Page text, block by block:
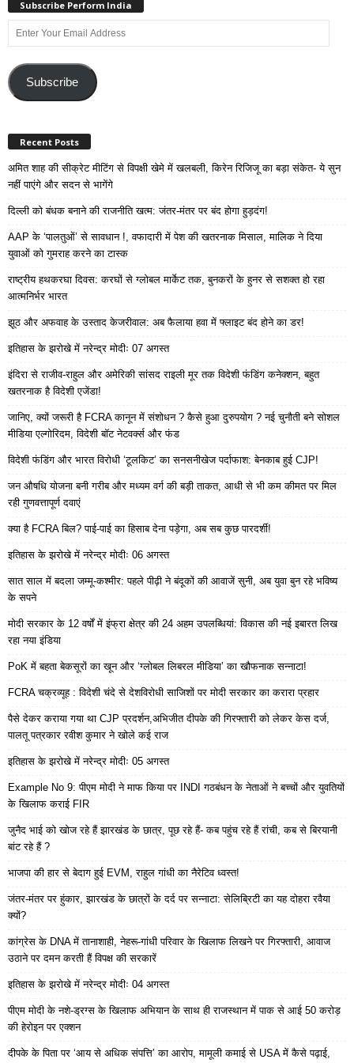
Subscribe Perform India
Enter
Your
AddressSubscribe
Recent Posts
अमित शाह की सीक्रेट मीटिंग से विपक्षी खेमे में खलबली, किरेन रिजिजू का बड़ा संकेत- ये सुन
नहीं पाएंगे और सदन से भागेंगे
दिल्ली को बंधक बनाने की राजनीति खत्म: जंतर-मंतर पर बंद होगा हुड़दंग!
AAP के ‘पालतुओं’ से सावधान !, वफादारी में पेश की खतरनाक मिसाल, मालिक ने दिया
युवाओं को गुमराह करने का टास्क
राष्ट्रीय हथकरघा दिवस: करघों से ग्लोबल मार्केट तक, बुनकरों के हुनर से सशक्त हो रहा
आत्मनिर्भर भारत
झूठ और अफवाह के उस्ताद केजरीवाल: अब फैलाया हवा में फ्लाइट बंद होने का डर!
इतिहास के झरोखे में नरेन्द्र मोदीः 07 अगस्त
इंदिरा से राजीव-राहुल और अमेरिकी सांसद राइली मूर तक विदेशी फंडिंग कनेक्शन, बहुत
खतरनाक है विदेशी एजेंडा!
जानिए, क्यों जरूरी है FCRA कानून में संशोधन ? कैसे हुआ दुरुपयोग ? नई चुनौती बने सोशल
मीडिया एल्गोरिदम, विदेशी बॉट नेटवर्क्स और फंड
विदेशी फंडिंग और भारत विरोधी ‘टूलकिट’ का सनसनीखेज पर्दाफाश: बेनकाब हुई CJP!
जन औषधि योजना बनी गरीब और मध्यम वर्ग की बड़ी ताकत, आधी से भी कम कीमत पर मिल
रही गुणवत्तापूर्ण दवाएं
क्या है FCRA बिल? पाई-पाई का हिसाब देना पड़ेगा, अब सब कुछ पारदर्शी!
इतिहास के झरोखे में नरेन्द्र मोदीः 06 अगस्त
सात साल में बदला जम्मू-कश्मीर: पहले पीढ़ी ने बंदूकों की आवाजें सुनी, अब युवा बुन रहे भविष्य
के सपने
मोदी सरकार के 12 वर्षों में इंफ्रा क्षेत्र की 24 अहम उपलब्धियां: विकास की नई इबारत लिख
रहा नया इंडिया
PoK में बहता बेकसूरों का खून और ‘ग्लोबल लिबरल मीडिया’ का खौफनाक सन्नाटा!
FCRA चक्रव्यूह : विदेशी चंदे से देशविरोधी साजिशों पर मोदी सरकार का करारा प्रहार
पैसे देकर कराया गया था CJP प्रदर्शन,अभिजीत दीपके की गिरफ्तारी को लेकर केस दर्ज,
पालतू पत्रकार रवीश कुमार ने खोले कई राज
इतिहास के झरोखे में नरेन्द्र मोदीः 05 अगस्त
Example No 9: पीएम मोदी ने माफ किया पर INDI गठबंधन के नेताओं ने बच्चों और युवतियों
के खिलाफ कराई FIR
जुनैद भाई को खोज रहे हैं झारखंड के छात्र, पूछ रहे हैं- कब पहुंच रहे हैं रांची, कब से बिरयानी
बांट रहे हैं ?
भाजपा की हार से बेदाग हुई EVM, राहुल गांधी का नैरेटिव ध्वस्त!
जंतर-मंतर पर हुंकार, झारखंड के छात्रों के दर्द पर सन्नाटा: सेलिब्रिटी का यह दोहरा रवैया
क्यों?
कांग्रेस के DNA में तानाशाही, नेहरू-गांधी परिवार के खिलाफ लिखने पर गिरफ्तारी, आवाज
उठाने पर दमन करती हैं विपक्ष की सरकारें
इतिहास के झरोखे में नरेन्द्र मोदीः 04 अगस्त
पीएम मोदी के नशे-ड्रग्स के खिलाफ अभियान के साथ ही राजस्थान में पाक से आई 50 करोड़
की हेरोइन पर एक्शन
दीपके के पिता पर ‘आय से अधिक संपत्ति’ का आरोप, मामूली कमाई से USA में कैसे पढ़ाई,